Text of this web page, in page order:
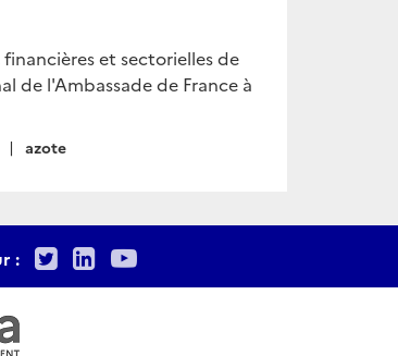
et sectorielles de
de l'Ambassade de France à
azote
: TwitterLinkedIn
Youtube